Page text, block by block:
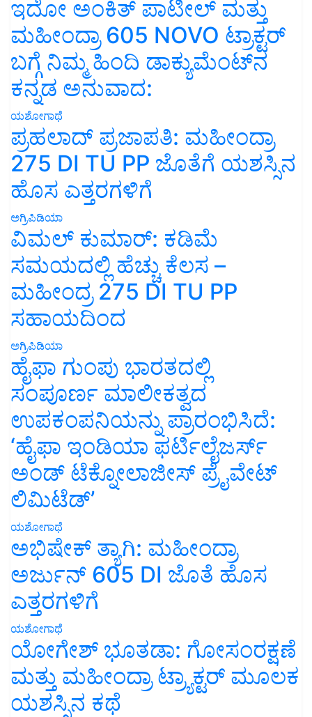
ಇದೋ ಅಂಕಿತ್ ಪಾಟೀಲ್ ಮತ್ತು
ಮಹೀಂದ್ರಾ 605 NOVO ಟ್ರಾಕ್ಟರ್
ಬಗ್ಗೆ ನಿಮ್ಮ ಹಿಂದಿ ಡಾಕ್ಯುಮೆಂಟ್‌ನ
ಕನ್ನಡ ಅನುವಾದ:
ಯಶೋಗಾಥೆ
ಪ್ರಹಲಾದ್ ಪ್ರಜಾಪತಿ: ಮಹೀಂದ್ರಾ
275 DI TU PP ಜೊತೆಗೆ ಯಶಸ್ಸಿನ
ಹೊಸ ಎತ್ತರಗಳಿಗೆ
ಅಗ್ರಿಪಿಡಿಯಾ
ವಿಮಲ್ ಕುಮಾರ್: ಕಡಿಮೆ
ಸಮಯದಲ್ಲಿ ಹೆಚ್ಚು ಕೆಲಸ –
ಮಹೀಂದ್ರ 275 DI TU PP
ಸಹಾಯದಿಂದ
ಅಗ್ರಿಪಿಡಿಯಾ
ಹೈಫಾ ಗುಂಪು ಭಾರತದಲ್ಲಿ
ಸಂಪೂರ್ಣ ಮಾಲೀಕತ್ವದ
ಉಪಕಂಪನಿಯನ್ನು ಪ್ರಾರಂಭಿಸಿದೆ:
‘ಹೈಫಾ ಇಂಡಿಯಾ ಫರ್ಟಿಲೈಜರ್ಸ್
ಅಂಡ್ ಟೆಕ್ನೋಲಾಜೀಸ್ ಪ್ರೈವೇಟ್
ಲಿಮಿಟೆಡ್’
ಯಶೋಗಾಥೆ
ಅಭಿಷೇಕ್ ತ್ಯಾಗಿ: ಮಹೀಂದ್ರಾ
ಅರ್ಜುನ್ 605 DI ಜೊತೆ ಹೊಸ
ಎತ್ತರಗಳಿಗೆ
ಯಶೋಗಾಥೆ
ಯೋಗೇಶ್ ಭೂತಡಾ: ಗೋಸಂರಕ್ಷಣೆ
ಮತ್ತು ಮಹೀಂದ್ರಾ ಟ್ರ್ಯಾಕ್ಟರ್ ಮೂಲಕ
ಯಶಸ್ಸಿನ ಕಥೆ